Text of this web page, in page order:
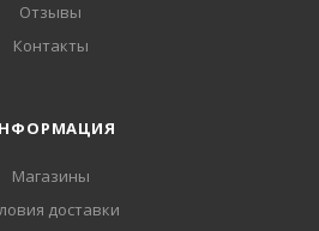
Отзывы
Контакты
Магазины
доставки